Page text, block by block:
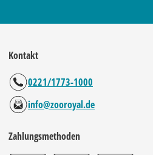
Kontakt
0221/1773-1000
info@zooroyal.de
Zahlungsmethoden